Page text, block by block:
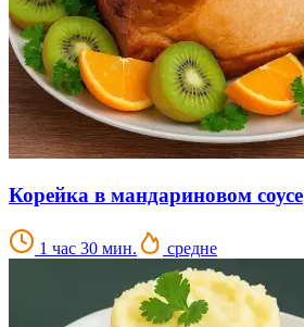
Корейка в мандариновом соусе
1 час 30 мин. средне